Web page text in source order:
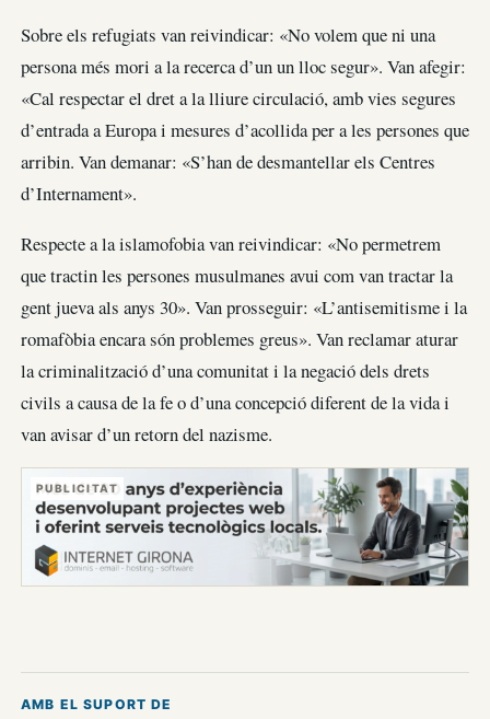
Sobre els refugiats van reivindicar: «No volem que ni una
persona més mori a la recerca d’un un lloc segur». Van afegir:
«Cal respectar el dret a la lliure circulació, amb vies segures
d’entrada a Europa i mesures d’acollida per a les persones que
arribin. Van demanar: «S’han de desmantellar els Centres
d’Internament».
Respecte a la islamofobia van reivindicar: «No permetrem
que tractin les persones musulmanes avui com van tractar la
gent jueva als anys 30». Van prosseguir: «L’antisemitisme i la
romafòbia encara són problemes greus». Van reclamar aturar
la criminalització d’una comunitat i la negació dels drets
civils a causa de la fe o d’una concepció diferent de la vida i
van avisar d’un retorn del nazisme.
PUBLICITAT
AMB EL SUPORT DE